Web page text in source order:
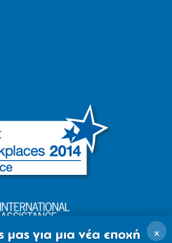
×
μας για μια νέα εποχή